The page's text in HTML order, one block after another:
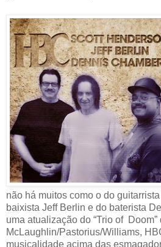
não há muitos como o do
baixista Jeff Berlin e do baterista
uma atualização do “Trio of Doom”
McLaughlin/Pastorius/Williams,
musicalidade acima das